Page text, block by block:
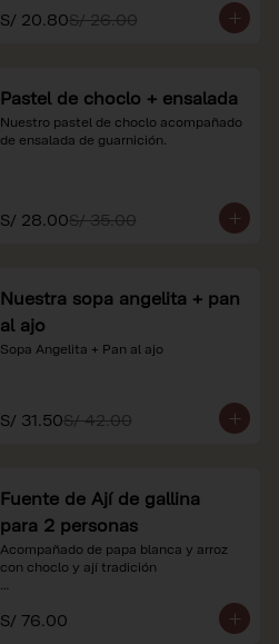
S/ 20.80S/ 26.00
Pastel de choclo + ensalada
Nuestro pastel de choclo acompañado
de ensalada de guarnición.
S/ 28.00S/ 35.00
Nuestra sopa angelita + pan
al ajo
Sopa Angelita + Pan al ajo
S/ 31.50S/ 42.00
Fuente de Ají de gallina
para 2 personas
Acompañado de papa blanca y arroz
con choclo y ají tradición
*Nuestros precios están expresados en
soles e incluyen impuestos de ley y
S/ 76.00